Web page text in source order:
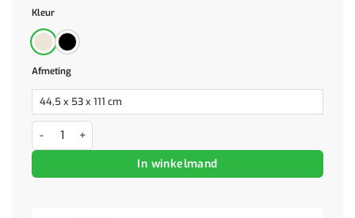
Kleur
Afmeting
Barkruk 2 pcs Zwart 44,5 x 53 x 111 cm Riet en IJzer aantal
In winkelmand